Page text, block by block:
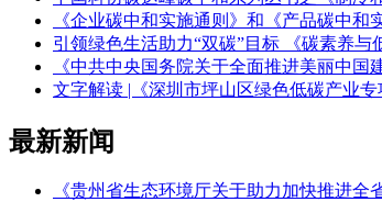
《企业碳中和实施通则》和《产品碳中
引领绿色生活助力“双碳”目标 《碳素养与
《中共中央国务院关于全面推进美丽中国
文字解读 |《深圳市坪山区绿色低碳产业专
最新新闻
《贵州省生态环境厅关于助力加快推进全